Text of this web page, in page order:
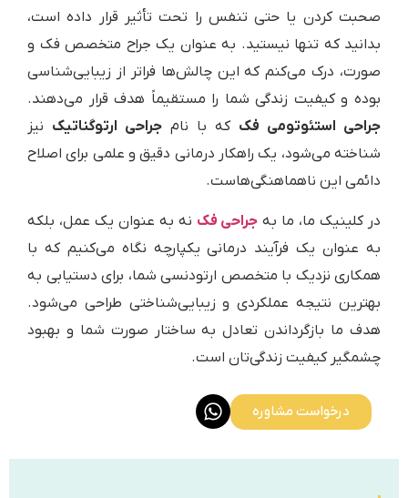
صحبت کردن یا حتی تنفس را تحت تأثیر قرار داده است،
بدانید که تنها نیستید. به عنوان یک جراح متخصص فک و
صورت، درک می‌کنم که این چالش‌ها فراتر از زیبایی‌شناسی
بوده و کیفیت زندگی شما را مستقیماً هدف قرار می‌دهند.
جراحی استئوتومی فک که با نام جراحی ارتوگناتیک نیز
شناخته می‌شود، یک راهکار درمانی دقیق و علمی برای اصلاح
دائمی این ناهماهنگی‌هاست.
در کلینیک ما، ما به جراحی فک نه به عنوان یک عمل، بلکه
به عنوان یک فرآیند درمانی یکپارچه نگاه می‌کنیم که با
همکاری نزدیک با متخصص ارتودنسی شما، برای دستیابی به
بهترین نتیجه عملکردی و زیبایی‌شناختی طراحی می‌شود.
هدف ما بازگرداندن تعادل به ساختار صورت شما و بهبود
چشمگیر کیفیت زندگی‌تان است.
درخواست مشاوره